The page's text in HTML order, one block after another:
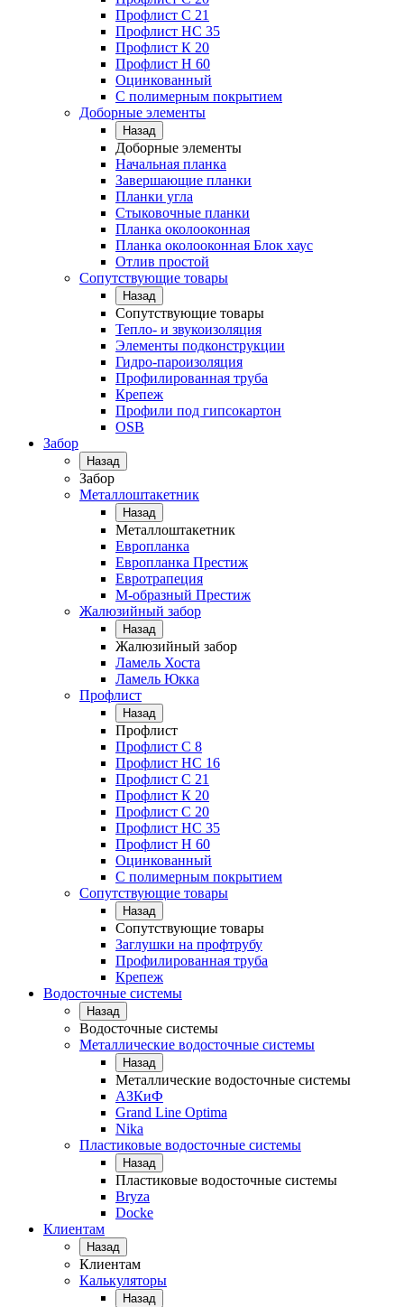
Профлист C 21
Профлист НС 35
Профлист К 20
Профлист Н 60
Оцинкованный
С полимерным покрытием
Доборные элементы
Назад
Доборные элементы
Начальная планка
Завершающие планки
Планки угла
Стыковочные планки
Планка околооконная
Планка околооконная Блок хаус
Отлив простой
Сопутствующие товары
Назад
Сопутствующие товары
Тепло- и звукоизоляция
Элементы подконструкции
Гидро-пароизоляция
Профилированная труба
Крепеж
Профили под гипсокартон
OSB
Забор
Назад
Забор
Металлоштакетник
Назад
Металлоштакетник
Европланка
Европланка Престиж
Евротрапеция
М-образный Престиж
Жалюзийный забор
Назад
Жалюзийный забор
Ламель Хоста
Ламель Юкка
Профлист
Назад
Профлист
Профлист С 8
Профлист НС 16
Профлист C 21
Профлист К 20
Профлист С 20
Профлист НС 35
Профлист Н 60
Оцинкованный
С полимерным покрытием
Сопутствующие товары
Назад
Сопутствующие товары
Заглушки на профтрубу
Профилированная труба
Крепеж
Водосточные системы
Назад
Водосточные системы
Металлические водосточные системы
Назад
Металлические водосточные системы
АЗКиФ
Grand Line Optima
Nika
Пластиковые водосточные системы
Назад
Пластиковые водосточные системы
Bryza
Docke
Клиентам
Назад
Клиентам
Калькуляторы
Назад